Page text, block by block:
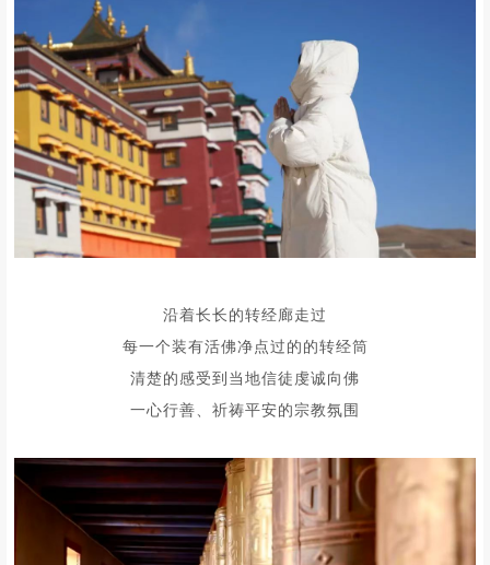
❷
/ 各莫寺/
是阿坝州藏传佛教三大格鲁派寺院之一